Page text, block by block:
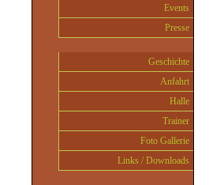
Events
Presse
Geschichte
Anfahrt
Halle
Trainer
Foto Gallerie
Links / Downloads